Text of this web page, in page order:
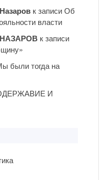
к записиОб
власти
НАЗАРОВ к записи
были тогда на
И